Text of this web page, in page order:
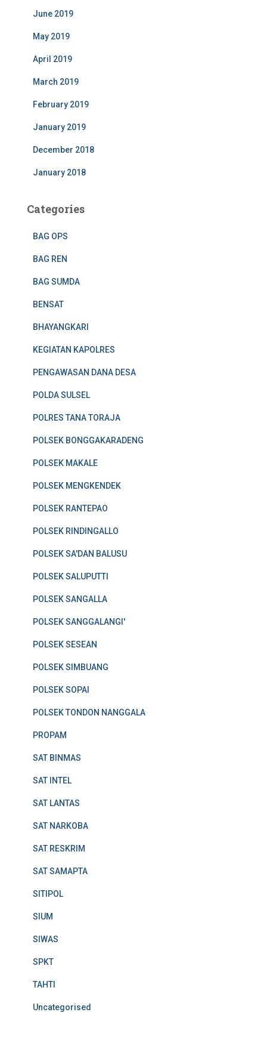
June 2019
May 2019
April 2019
March 2019
February 2019
January 2019
December 2018
January 2018
Categories
BAG OPS
BAG REN
BAG SUMDA
BENSAT
BHAYANGKARI
KEGIATAN KAPOLRES
PENGAWASAN DANA DESA
POLDA SULSEL
POLRES TANA TORAJA
POLSEK BONGGAKARADENG
POLSEK MAKALE
POLSEK MENGKENDEK
POLSEK RANTEPAO
POLSEK RINDINGALLO
POLSEK SA'DAN BALUSU
POLSEK SALUPUTTI
POLSEK SANGALLA
POLSEK SANGGALANGI'
POLSEK SESEAN
POLSEK SIMBUANG
POLSEK SOPAI
POLSEK TONDON NANGGALA
PROPAM
SAT BINMAS
SAT INTEL
SAT LANTAS
SAT NARKOBA
SAT RESKRIM
SAT SAMAPTA
SITIPOL
SIUM
SIWAS
SPKT
TAHTI
Uncategorised